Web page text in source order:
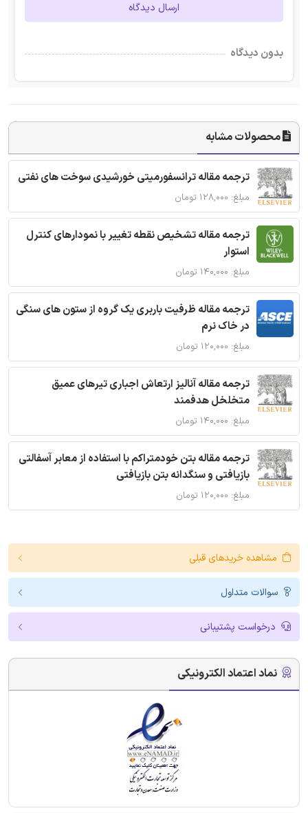
ارسال دیدگاه
بدون دیدگاه
محصولات مشابه
ترجمه مقاله ترانسفورمیتی خورشیدی سوخت های نفتی
مبلغ: ۱۲۸,۰۰۰ تومان
ترجمه مقاله تشخیص نقطه تغییر با نمودارهای کنترل
استوار
مبلغ: ۱۴۰,۰۰۰ تومان
ترجمه مقاله ظرفیت باربری یک گروه از ستون های سنگی
در خاک نرم
مبلغ: ۱۲۰,۰۰۰ تومان
ترجمه مقاله آنالیز ارتعاش اجباری تیرهای عمیق
متخلخل هدفمند
مبلغ: ۱۴۰,۰۰۰ تومان
ترجمه مقاله بتن خودمتراکم با استفاده از معابر آسفالتی
بازیافتی و سنگدانه بتن بازیافتی
مبلغ: ۱۲۰,۰۰۰ تومان
مشاهده خریدهای قبلی
سوالات متداول
درخواست پشتیبانی
نماد اعتماد الکترونیکی